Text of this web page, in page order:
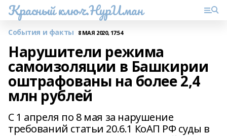
Красный ключ.НурИман
События и факты 8 МАЯ 2020, 17:54
Нарушители режима
самоизоляции в Башкирии
оштрафованы на более 2,4
млн рублей
С 1 апреля по 8 мая за нарушение
требований статьи 20.6.1 КоАП РФ суды в